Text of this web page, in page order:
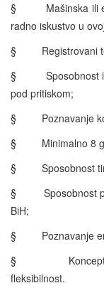
§
Mašinska ili
radno iskustvo u
§
Registrovani
§
Sposobnost
pod pritiskom;
§
Poznavanje
§
Minimalno 8
§
Sposobnost
§
Sposobnost
BiH;
§
Poznavanje
§
fleksibilnost.